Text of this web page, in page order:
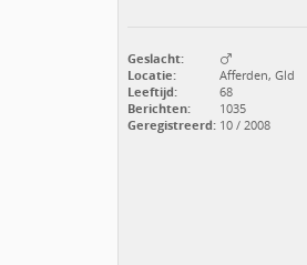
Geslacht:
Locatie:
Afferden, Gld
Leeftijd:
68
Berichten:
1035
Geregistreerd: 10 / 2008